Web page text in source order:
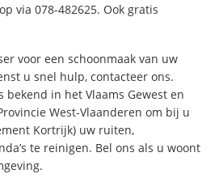
via 078-482625. Ook gratis
voor een schoonmaak van uw
u snel hulp, contacteer ons.
bekend in het Vlaams Gewest en
West-Vlaanderen om bij u
Kortrijk) uw ruiten,
te reinigen. Bel ons als u woont